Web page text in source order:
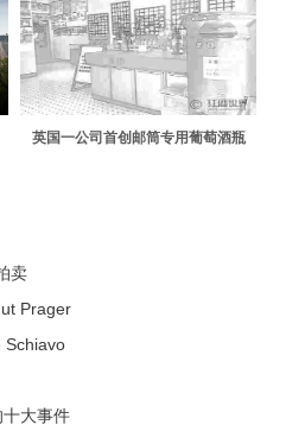
英国一公司首创邮筒专用葡萄酒瓶
卖
Prager
Schiavo
大事件